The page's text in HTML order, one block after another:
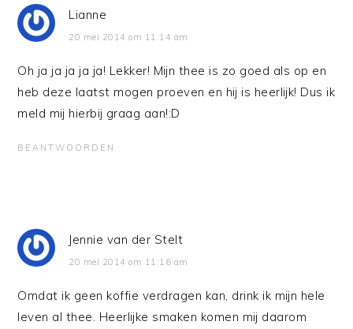
Lianne
20 mei 2014 om 11:14 am
Oh ja ja ja ja ja! Lekker! Mijn thee is zo goed als op en
heb deze laatst mogen proeven en hij is heerlijk! Dus ik
meld mij hierbij graag aan!:D
BEANTWOORDEN
Jennie van der Stelt
20 mei 2014 om 11:16 am
Omdat ik geen koffie verdragen kan, drink ik mijn hele
leven al thee. Heerlijke smaken komen mij daarom